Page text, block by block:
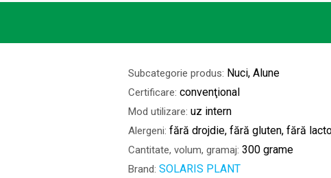
Subcategorie produs: Nuci, Alune
Certificare: convenţional
Mod utilizare: uz intern
Alergeni: fără drojdie, fără gluten, fără
Cantitate, volum, gramaj: 300 grame
Brand: SOLARIS PLANT